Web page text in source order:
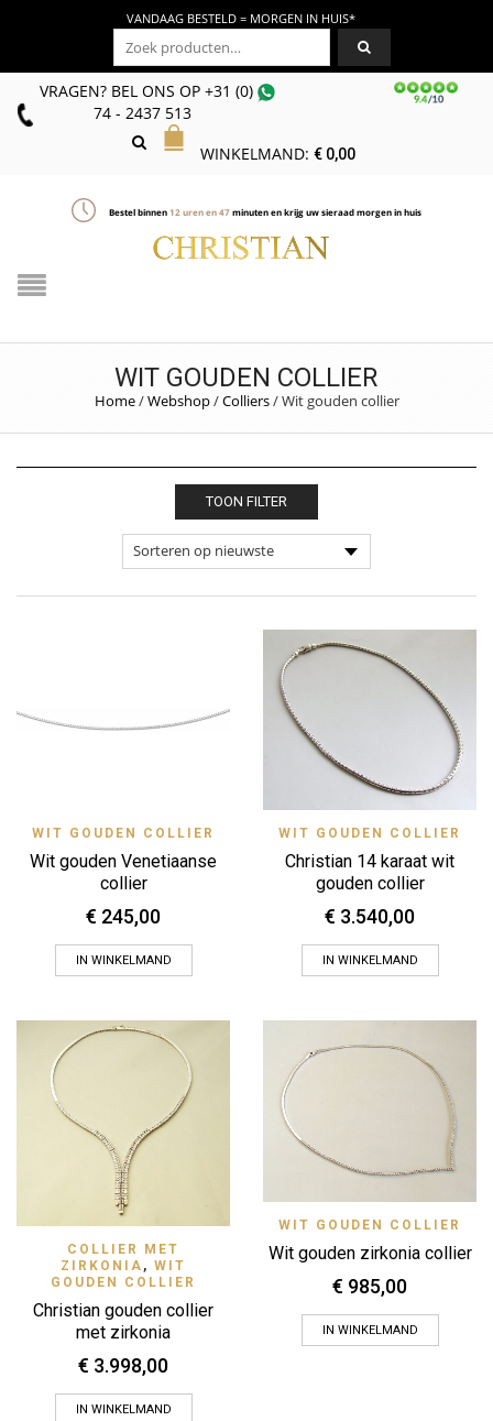
VANDAAG BESTELD = MORGEN IN HUIS*
Zoeken naar:
VRAGEN? BEL ONS OP+31 (0)
74 - 2437 513
WINKELMAND: €0,00
Bestel binnen12 uren en47minuten en krijg uw sieraad morgen in huis
WIT GOUDEN COLLIER
Home/Webshop/Colliers/Wit gouden collier
TOON FILTER
WIT GOUDEN COLLIER
Wit gouden Venetiaanse
collier
€ 245,00
IN WINKELMAND
WIT GOUDEN COLLIER
Christian 14 karaat wit
gouden collier
€ 3.540,00
IN WINKELMAND
COLLIER MET
ZIRKONIA , WIT
GOUDEN COLLIER
Christian gouden collier
met zirkonia
€ 3.998,00
IN WINKELMAND
WIT GOUDEN COLLIER
Wit gouden zirkonia collier
€ 985,00
IN WINKELMAND